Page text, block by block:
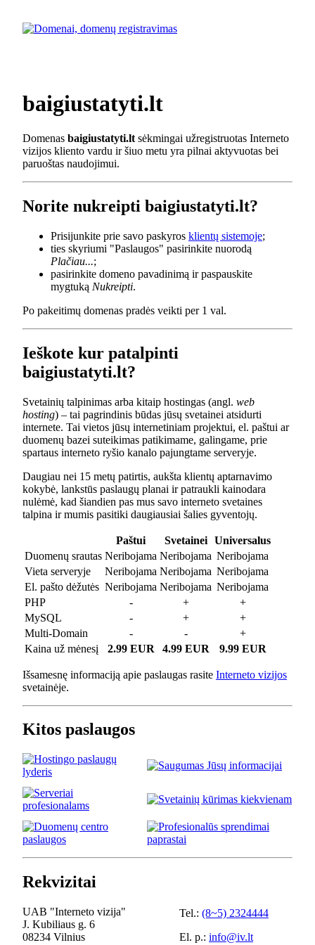
baigiustatyti.lt
Domenas baigiustatyti.lt sėkmingai užregistruotas Interneto
vizijos kliento vardu ir šiuo metu yra pilnai aktyvuotas bei
paruoštas naudojimui.
Norite nukreipti baigiustatyti.lt?
Prisijunkite prie savo paskyros klientų sistemoje;
ties skyriumi "Paslaugos" pasirinkite nuorodą
Plačiau...;
pasirinkite domeno pavadinimą ir paspauskite
mygtuką Nukreipti.
Po pakeitimų domenas pradės veikti per 1 val.
Ieškote kur patalpinti
baigiustatyti.lt?
Svetainių talpinimas arba kitaip hostingas (angl. web
hosting) – tai pagrindinis būdas jūsų svetainei atsidurti
internete. Tai vietos jūsų internetiniam projektui, el. paštui ar
duomenų bazei suteikimas patikimame, galingame, prie
spartaus interneto ryšio kanalo pajungtame serveryje.
Daugiau nei 15 metų patirtis, aukšta klientų aptarnavimo
kokybė, lankstūs paslaugų planai ir patraukli kainodara
nulėmė, kad šiandien pas mus savo interneto svetaines
talpina ir mumis pasitiki daugiausiai šalies gyventojų.
Paštui Svetainei
Universalus
Duomenų srautas Neribojama Neribojama Neribojama
Vieta serveryje
Neribojama Neribojama Neribojama
El. pašto dėžutės Neribojama Neribojama Neribojama
PHP
- +
+
MySQL
- +
+
Multi-Domain
- -
+
Kaina už mėnesį
2.99 EUR 4.99 EUR 9.99 EUR
Išsamesnę informaciją apie paslaugas rasite Interneto vizijos
svetainėje.
Kitos paslaugos
Rekvizitai
UAB "Interneto vizija"
J. Kubiliaus g. 6
08234 Vilnius
Tel.: (8~5) 2324444
El. p.: info@iv.lt